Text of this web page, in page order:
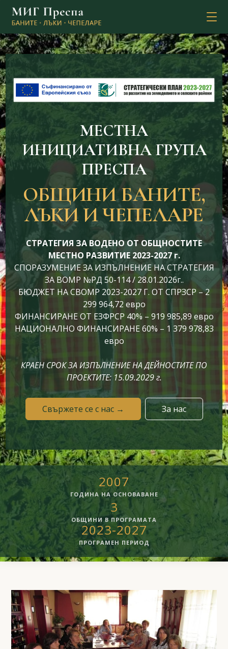
MЕСТНА
ИНИЦИАТИВНА ГРУПА
ПРЕСПА
ОБЩИНИ БАНИТЕ,
ЛЪКИ И ЧЕПЕЛАРЕ
СТРАТЕГИЯ ЗА ВОДЕНО ОТ ОБЩНОСТИТЕ
МЕСТНО РАЗВИТИЕ 2023-2027 г.
СПОРАЗУМЕНИЕ ЗА ИЗПЪЛНЕНИЕ НА СТРАТЕГИЯ
ЗА ВОМР №РД 50-114 / 28.01.2026г..
БЮДЖЕТ НА СВОМР 2023-2027 Г. ОТ СПРЗСР – 2
299 964,72 евро
ФИНАНСИРАНЕ ОТ ЕЗФРСР 40% – 919 985,89 евро
НАЦИОНАЛНО ФИНАНСИРАНЕ 60% – 1 379 978,83
евро
КРАЕН СРОК ЗА ИЗПЪЛНЕНИЕ НА ДЕЙНОСТИТЕ ПО
ПРОЕКТИТЕ: 15.09.2029 г.
Свържете се с нас → За нас
2007
ГОДИНА НА ОСНОВАВАНЕ
3
ОБЩИНИ В ПРОГРАМАТА
2023-2027
ПРОГРАМЕН ПЕРИОД